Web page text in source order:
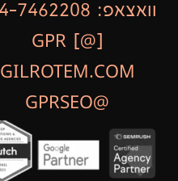
וואצאפ: 054-7462208
GPR [@]
GILROTEM.COM
@GPRSEO